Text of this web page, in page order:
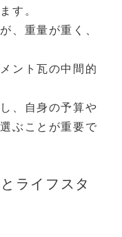
す。
、重量が重く、
ント瓦の中間的
、自身の予算や
ぶことが重要で
ライフスタ